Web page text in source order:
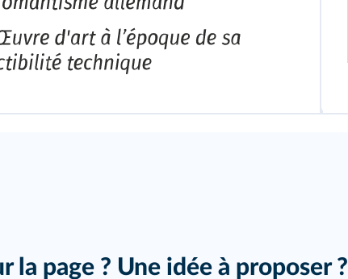
la page ? Une idée à proposer ?